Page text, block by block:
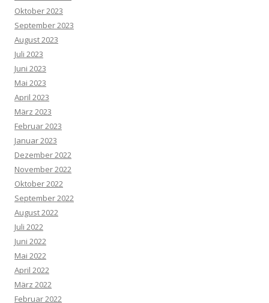
Oktober 2023
September 2023
August 2023
Juli 2023
Juni 2023
Mai 2023
April 2023
März 2023
Februar 2023
Januar 2023
Dezember 2022
November 2022
Oktober 2022
September 2022
August 2022
Juli 2022
Juni 2022
Mai 2022
April 2022
März 2022
Februar 2022